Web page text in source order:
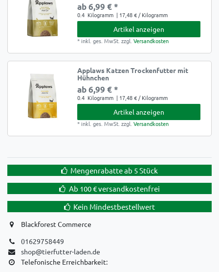
ab 6,99 € *
0.4 Kilogramm | 17,48 € / Kilogramm
Artikel anzeigen
* inkl. ges. MwSt. zzgl.Versandkosten
Applaws Katzen Trockenfutter mit
Hühnchen
ab 6,99 € *
0.4 Kilogramm | 17,48 € / Kilogramm
Artikel anzeigen
* inkl. ges. MwSt. zzgl.Versandkosten
Mengenrabatte ab 5 Stück
Ab 100 € versandkostenfrei
Kein Mindestbestellwert
Blackforest Commerce
01629758449
shop@tierfutter-laden.de
Telefonische Erreichbarkeit: